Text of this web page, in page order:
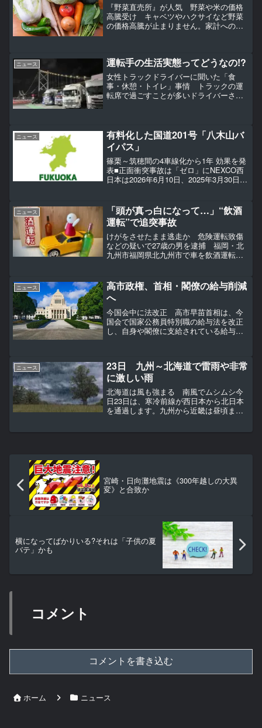
『野菜直売所』が人気 野菜や米の価格
高騰受け キャベツやハクサイなど野菜
の価格高騰が止まりません。家計への苦
ベツがたっぷり！お好み焼...
ニュース 運転手の生活実態ってどうなの!?
女性トラックドライバーに聞いた「食
事・休憩・トイレ」事情 トラックの運
転席で過ごすことが多いドライバーさん
欠かせない!!ドライバー特...
ニュース
有料化した国道201号「八木山バ
イパス」
篠栗～筑穂間の4車線化から1年 効果を発
表■正面衝突事故は「ゼロ」にNEXCO西
日本は2026年6月10日、2025年3月30日に
た交通量調査のレポートを公...
ニュース
「頭が真っ白になって…」“飲酒
運転”で追突事故
けがをさせたまま逃走か 危険運転致傷
などの疑いで27歳の男を逮捕 福岡・北
九州市福岡県北九州市で車を飲酒運転を
歳の会社員の男が逮捕されました。危険
運転致傷などの疑い...
ニュース
高市政権、首相・閣僚の給与削減
へ
今国会中に法改正 高市早苗首相は、今
国会で国家公務員特別職の給与法を改正
し、自身や閣僚に支給されている給与を
日本維新の会が「身を切...
ニュース
23日 九州～北海道で雷雨や非常
に激しい雨
北海道は風も強まる 南風でムシムシ今
日23日は、寒冷前線が西日本から北日本
を通過します。九州から近畿は昼頃ま
宮崎・日向灘地震は《300年越しの大異
変》と合致か
横になってばかりいる?それは「子供の夏
バテ」かも
コメント
コメントを書き込む
ホーム ニュース